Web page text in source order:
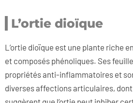
L’ortie dioïque
L’ortie dioïque est une plante riche
et composés phénoliques. Ses
propriétés anti-inflammatoires et
diverses affections articulaires, dont